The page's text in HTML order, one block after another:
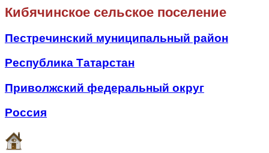
Кибячинское сельское поселение
Пестречинский муниципальный район
Республика Татарстан
Приволжский федеральный округ
Россия